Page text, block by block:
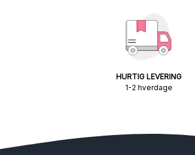
HURTIG LEVERING
1-2 hverdage